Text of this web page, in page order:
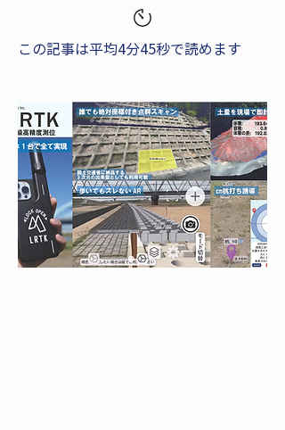
この記事は平均4分45秒で読めます